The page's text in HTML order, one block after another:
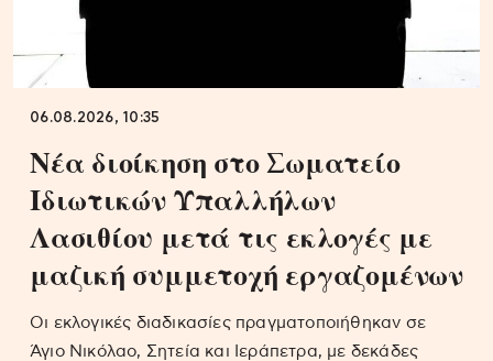
06.08.2026, 10:35
Νέα διοίκηση στο Σωματείο
Ιδιωτικών Υπαλλήλων
Λασιθίου μετά τις εκλογές με
μαζική συμμετοχή εργαζομένων
Οι εκλογικές διαδικασίες πραγματοποιήθηκαν σε
Άγιο Νικόλαο, Σητεία και Ιεράπετρα, με δεκάδες